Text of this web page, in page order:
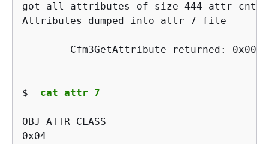
got all attributes of size 444 attr cnt
Attributes dumped into attr_7 file
Cfm3GetAttribute returned: 0x00
$ cat attr_7
OBJ_ATTR_CLASS
0x04